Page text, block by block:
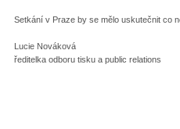
Setkání v Praze by se mělo uskutečnit co
Lucie Nováková
ředitelka odboru tisku a public relations